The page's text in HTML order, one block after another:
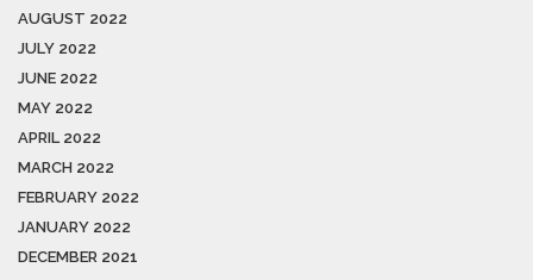
AUGUST 2022
JULY 2022
JUNE 2022
MAY 2022
APRIL 2022
MARCH 2022
FEBRUARY 2022
JANUARY 2022
DECEMBER 2021